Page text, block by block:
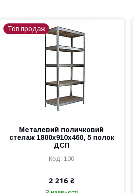
Топ продаж
Металевий поличковий
стелаж 1800х910х460, 5 полок
ДСП
100
2 216 ₴